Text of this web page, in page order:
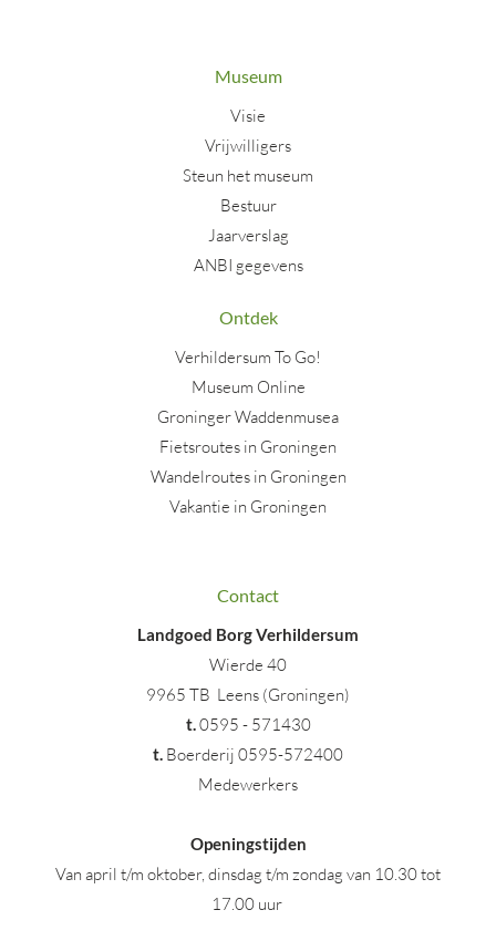
Museum
Visie
Vrijwilligers
Steun het museum
Bestuur
Jaarverslag
ANBI gegevens
Ontdek
Verhildersum To Go!
Museum Online
Groninger Waddenmusea
Fietsroutes in Groningen
Wandelroutes in Groningen
Vakantie in Groningen
Contact
Landgoed Borg Verhildersum
Wierde 40
9965 TB Leens (Groningen)
t.0595 - 571430
t. Boerderij 0595-572400
Medewerkers
Openingstijden
Van april t/m oktober, dinsdag t/m zondag van 10.30 tot
17.00 uur